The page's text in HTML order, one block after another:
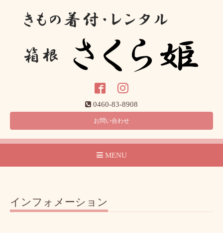
0460-83-8908
お問い合わせ
MENU
インフォメーション